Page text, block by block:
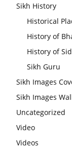
Sikh History
Historical
History of
History of
Sikh Guru
Sikh Images
Sikh Images
Uncategorized
Video
Videos